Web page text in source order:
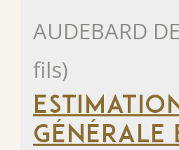
AUDEBARD
fils)
GÉNÉRALE